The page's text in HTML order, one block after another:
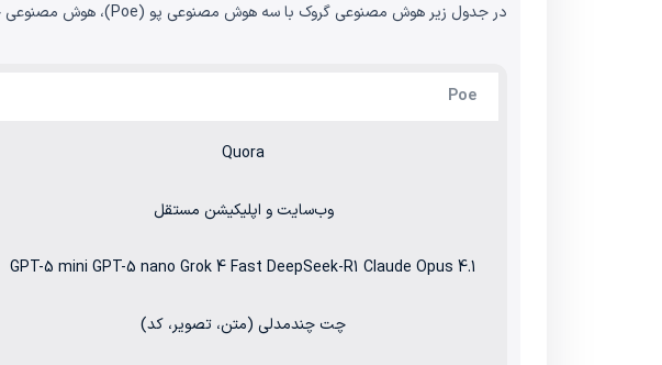
در جدول زیر هوش مصنوعی گروک با سه هوش مصنوعی پو (Poe)، هوش مصنوعی چت جی پی تی (ChatGPT) و هوش مصنوعی کرسر (Cursor) از نظر ویژگی‌های مختلف مقایسه شده است.
Poe
Quora
وب‌سایت و اپلیکیشن مستقل
GPT-5 mini GPT-5 nano Grok 4 Fast DeepSeek-R1 Claude Opus 4.1
چت چندمدلی (متن، تصویر، کد)